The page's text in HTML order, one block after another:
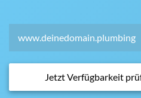
Jetzt Verfügbarkeit